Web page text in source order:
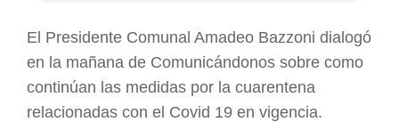
El Presidente Comunal Amadeo Bazzoni dialogó
en la mañana de Comunicándonos sobre como
continúan las medidas por la cuarentena
relacionadas con el Covid 19 en vigencia.